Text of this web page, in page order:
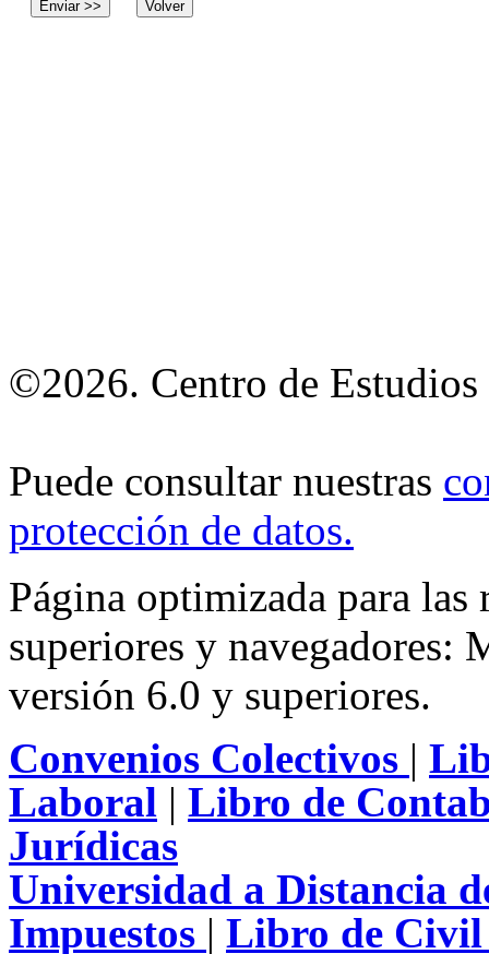
©2026. Centro de Estudios
Puede consultar nuestras
protección de datos.
Página optimizada para
superiores y
versión 6.0 y superiores.
Convenios Colectivos |
Laboral | Libro de
Jurídicas
Universidad a Distancia
Impuestos | Libro de